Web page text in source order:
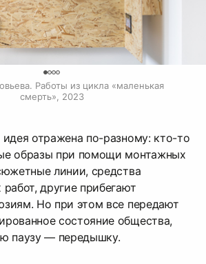
Работы из цикла «маленькая
смерть», 2023
отражена по-разному: кто-то
образы при помощи монтажных
линии, средства
другие прибегают
Но при этом все передают
состояние общества,
паузу — передышку.